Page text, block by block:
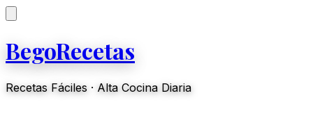
BegoRecetas
Recetas Fáciles · Alta Cocina Diaria